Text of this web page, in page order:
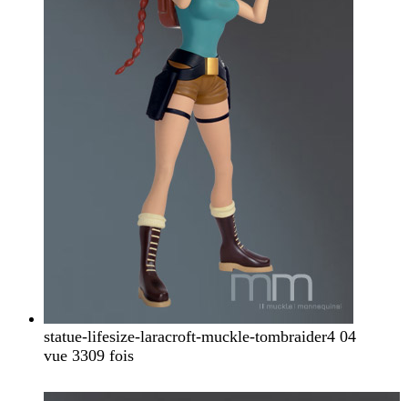
statue-lifesize-laracroft-muckle-tombraider4 04
vue 3309 fois